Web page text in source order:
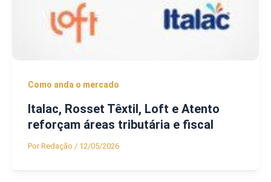
Como anda o mercado
Italac, Rosset Têxtil, Loft e Atento
reforçam áreas tributária e fiscal
PorRedação / 12/05/2026